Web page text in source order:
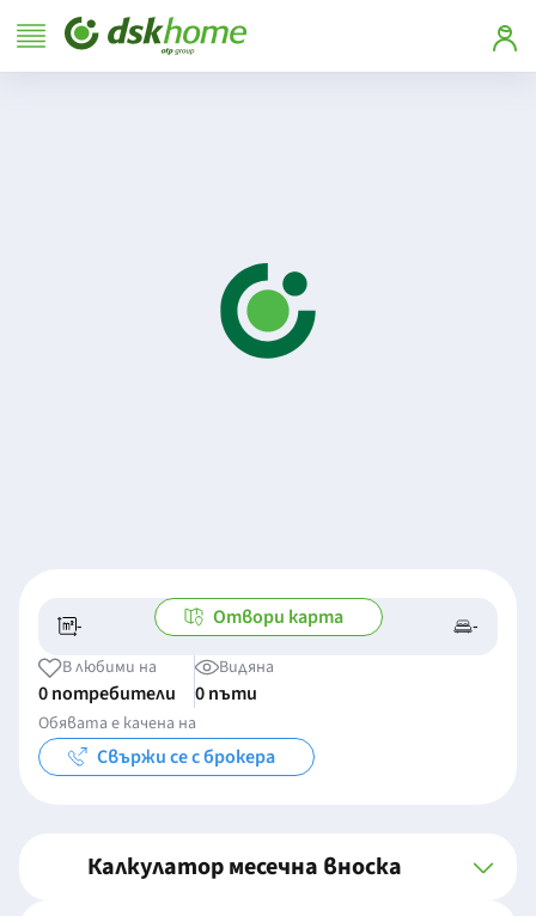
- -/- -
Отвори карта
В любими на
0 потребители
Видяна
0 пъти
Обявата е качена на
Свържи се с брокера
Калкулатор месечна вноска